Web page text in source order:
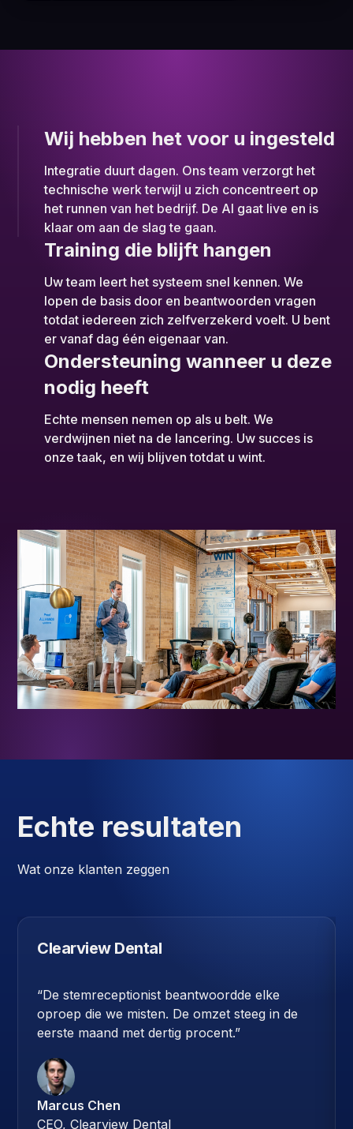
Wij hebben het voor u ingesteld
Integratie duurt dagen. Ons team verzorgt het
technische werk terwijl u zich concentreert op
het runnen van het bedrijf. De AI gaat live en is
klaar om aan de slag te gaan.
Training die blijft hangen
Uw team leert het systeem snel kennen. We
lopen de basis door en beantwoorden vragen
totdat iedereen zich zelfverzekerd voelt. U bent
er vanaf dag één eigenaar van.
Ondersteuning wanneer u deze
nodig heeft
Echte mensen nemen op als u belt. We
verdwijnen niet na de lancering. Uw succes is
onze taak, en wij blijven totdat u wint.
Echte resultaten
Wat onze klanten zeggen
Clearview Dental
“De stemreceptionist beantwoordde elke
oproep die we misten. De omzet steeg in de
eerste maand met dertig procent.”
Marcus Chen
CEO, Clearview Dental